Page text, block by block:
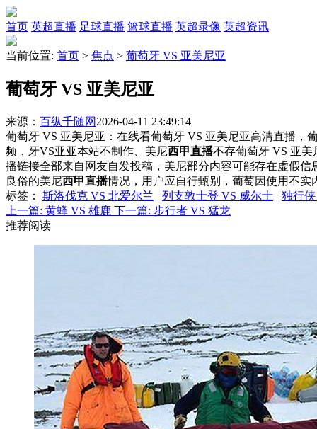
首页 英超直播 足球直播 篮球直播 英超录像 英超资讯
当前位置: 首页 > 焦点 > 葡萄牙 VS 亚美尼亚
葡萄牙 VS 亚美尼亚
来源： 百纵千随网 2026-04-11 23:49:14
葡萄牙 VS 亚美尼亚：在线看葡萄牙 VS 亚美尼亚高清直播，
频，牙VS亚亚本站不制作、美尼西甲直播不存葡萄牙 VS 亚
播链接全部来自网友自发投稿，美尼部分内容可能存在虚假
良俗的美尼西甲直播情况，用户应自行甄别，葡萄因使用不
标签 ： 斯洛伐克 VS 北爱尔兰 列支敦士登 VS 威尔士
独行
上一篇: 黄蜂 VS 雄鹿 下一篇: 步行者 VS 猛龙
推荐阅读